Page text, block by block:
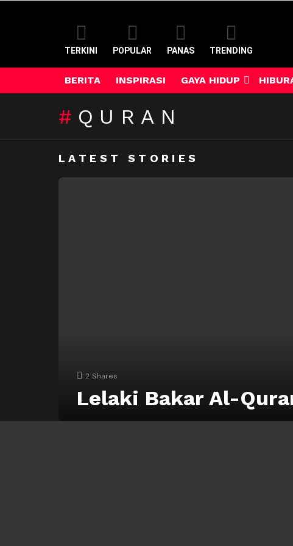
TERKINI POPULAR PANAS TRENDING
BERITA INSPIRASI GAYA HIDUP
QURAN
LATEST STORIES
2 Shares
Lelaki Bakar Al-